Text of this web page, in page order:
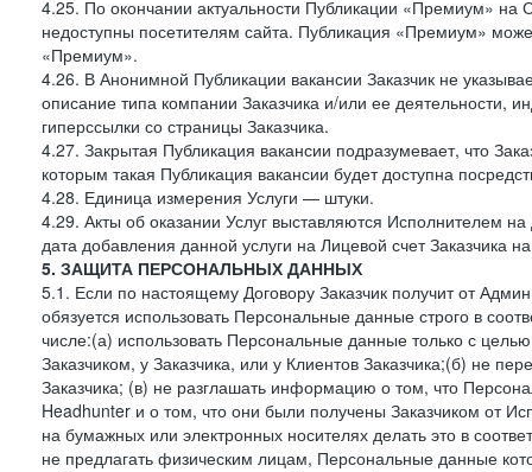
4.25. По окончании актуальности Публикации «Премиум»
недоступны посетителям сайта. Публикация «Премиум»
«Премиум».
4.26. В Анонимной Публикации вакансии Заказчик не
описание типа компании Заказчика и/или ее деятельности,
гиперссылки со страницы Заказчика.
4.27. Закрытая Публикация вакансии подразумевает, что
которым такая Публикация вакансии будет доступна
4.28. Единица измерения Услуги — штуки.
4.29. Акты об оказании Услуг выставляются Исполнителем
дата добавления данной услуги на Лицевой счет Заказчика
5. ЗАЩИТА ПЕРСОНАЛЬНЫХ ДАННЫХ
5.1. Если по настоящему Договору Заказчик получит от
обязуется использовать Персональные данные строго в
числе:(а) использовать Персональные данные только с
Заказчиком, у Заказчика, или у Клиентов Заказчика;(б) не
Заказчика; (в) не разглашать информацию о том, что
Headhunter и о том, что они были получены Заказчиком от
на бумажных или электронных носителях делать это в
не предлагать физическим лицам, Персональные данные